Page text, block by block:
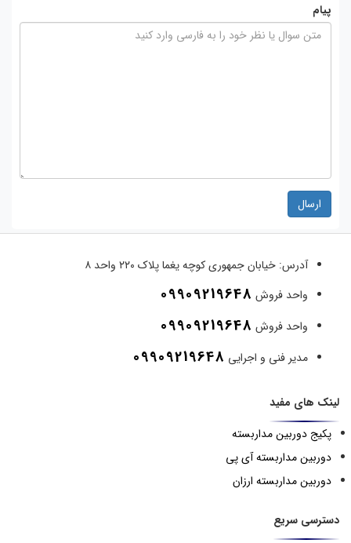
پیام
ارسال
آدرس: خیابان جمهوری کوچه یغما پلاک ۲۲۰ واحد ۸
واحد فروش 09909219648
واحد فروش 09909219648
مدیر فنی و اجرایی 09909219648
لینک های مفید
پکیج دوربین مداربسته
دوربین مداربسته آی پی
دوربین مداربسته ارزان
دسترسی سریع